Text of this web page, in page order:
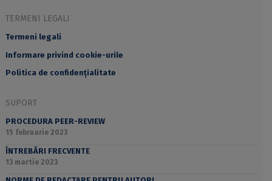
TERMENI LEGALI
Termeni legali
Informare privind cookie-urile
Politica de confidențialitate
SUPORT
PROCEDURA PEER-REVIEW
15 februarie 2023
ÎNTREBĂRI FRECVENTE
13 martie 2023